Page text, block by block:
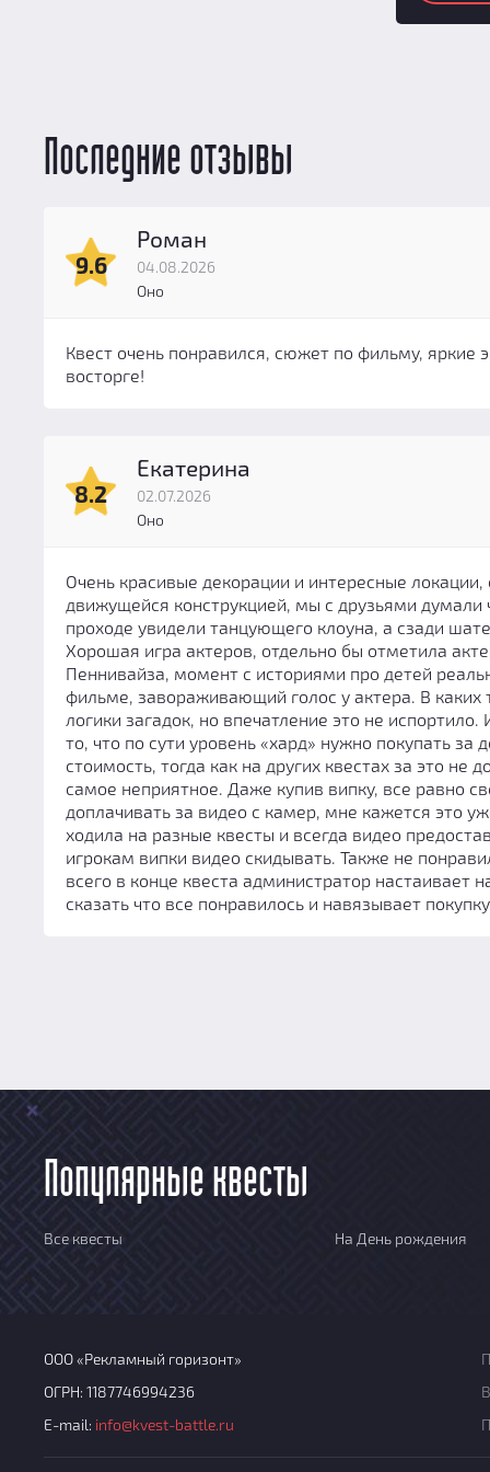
Последние отзывы
9.6
Роман
04.08.2026
Оно
Квест очень понравился, сюжет по фильму, яркие
восторге!
8.2
Екатерина
02.07.2026
Оно
Очень красивые декорации и интересные
движущейся конструкцией, мы с друзьями думали
проходе увидели танцующего клоуна, а сзади
Хорошая игра актеров, отдельно бы отметила
Пеннивайза, момент с историями про детей
фильме, завораживающий голос у актера. В каких
логики загадок, но впечатление это не
то, что по сути уровень «хард» нужно покупать за
стоимость, тогда как на других квестах за это не
самое неприятное. Даже купив випку, все равно
доплачивать за видео с камер, мне кажется это
ходила на разные квесты и всегда видео
игрокам випки видео скидывать. Также не
всего в конце квеста администратор настаивает
сказать что все понравилось и навязывает
Популярные квесты
Все квесты На День рождения
ООО «Рекламный горизонт»
ОГРН: 1187746994236
E-mail: info@kvest-battle.ru